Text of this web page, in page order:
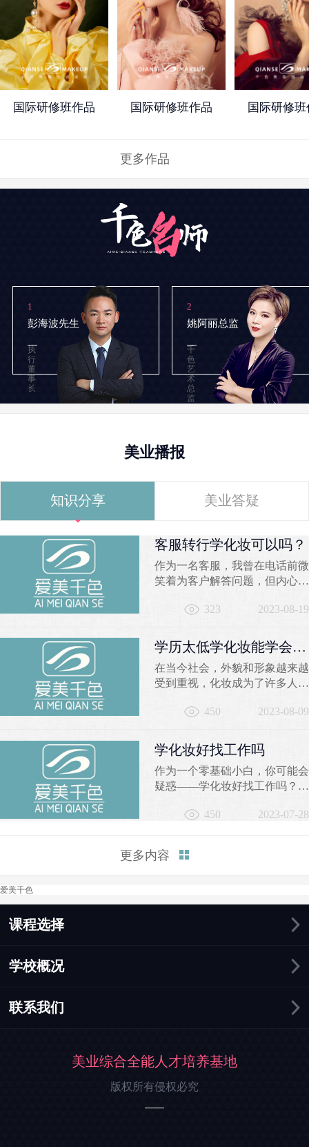
国际研修班作品 国际研修班作品 国际研修
更多作品
1
彭海波先生
执
行
董
事
长
2
姚阿丽总监
千
色
艺
术
总
监
美业播报
知识分享 美业答疑
客服转行学化妆可以吗？
作为一名客服，我曾在电话前微
笑着为客户解答问题，但内心深
问：“我是否能找到一份更加充
公室、枯燥的工作内容，让我迫
切渴望寻求一种突破，实现职业
和激情的完美融合。那么，客服
转行学化妆可以吗？让我从不同
妆培训将为你开启一个崭新的...
323 2023-08-19
学历太低学化妆能学会
吗？
在当今社会，外貌和形象越来越
受到重视，化妆成为了许多人关
较低的人来说，学习化妆是否可
历太低学化妆的可能性，并推荐
苏州千色培训学校作为学习化妆
的良好选择。一、学历是否影响
学习化妆的能力？学历的高低并
唯一因素。学习化妆需...
450 2023-08-09
学化妆好找工作吗
作为一个零基础小白，你可能会
疑惑——学化妆好找工作吗？让
是一个聪明的选择。在千色学校
富的知识和实践机会，帮助你在
化妆行业中迅速找到就业机会。
一、化妆行业需求持续增长。在
450 2023-07-28
更多内容
爱美千色
课程选择
学校概况
联系我们
美业综合全能人才培养基地
版权所有侵权必究